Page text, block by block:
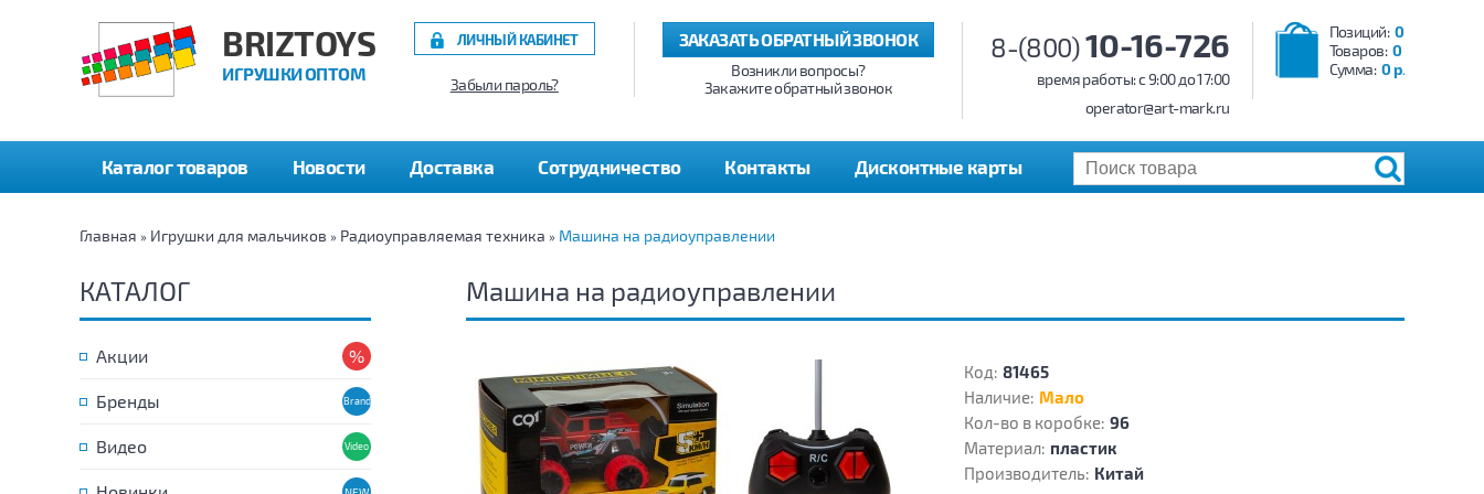
BRIZTOYS
ИГРУШКИ ОПТОМ
Позиций: 0
Товаров: 0
Сумма: 0 р.
8-(800)10-16-726
время работы: c 9:00 до 17:00
operator@art-mark.ru
ЗАКАЗАТЬ ОБРАТНЫЙ ЗВОНОК
Возникли вопросы?
Закажите обратный звонок
ЛИЧНЫЙ КАБИНЕТ
Забыли пароль?
Каталог товаров Новости Доставка Сотрудничество Контакты Дисконтные карты
Главная » Игрушки для мальчиков » Радиоуправляемая техника » Машина на радиоуправлении
КАТАЛОГ
Акции
Бренды
Видео
Машина на радиоуправлении
Код: 81465
Наличие: Мало
Кол-во в коробке: 96
Материал: пластик
Производитель: Китай